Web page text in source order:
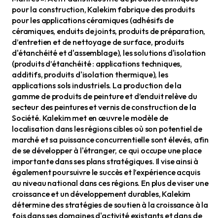
pour la construction, Kalekim fabrique des produits
pour les applications céramiques (adhésifs de
céramiques, enduits de joints, produits de préparation,
d’entretien et de nettoyage de surface, produits
d'étanchéité et d'assemblage), les solutions d'isolation
(produits d’étanchéité : applications techniques,
additifs, produits d'isolation thermique), les
applications sols industriels. La production de la
gamme de produits de peinture et d’enduit relève du
secteur des peintures et vernis de construction de la
Société. Kalekim met en œuvre le modèle de
localisation dans les régions cibles où son potentiel de
marché et sa puissance concurrentielle sont élevés, afin
de se développer à l'étranger, ce qui occupe une place
importante dans ses plans stratégiques. Il vise ainsi à
également poursuivre le succès et l’expérience acquis
au niveau national dans ces régions. En plus de viser une
croissance et un développement durables, Kalekim
détermine des stratégies de soutien à la croissance à la
fois dans ses domaines d'activité existants et dans de